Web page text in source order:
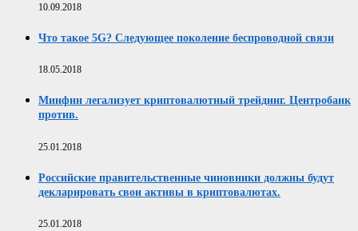
10.09.2018
Что такое 5G? Следующее поколение беспроводной связи
18.05.2018
Минфин легализует криптовалютный трейдинг. Центробанк
против.
25.01.2018
Российские правительственные чиновники должны будут
декларировать свои активы в криптовалютах.
25.01.2018